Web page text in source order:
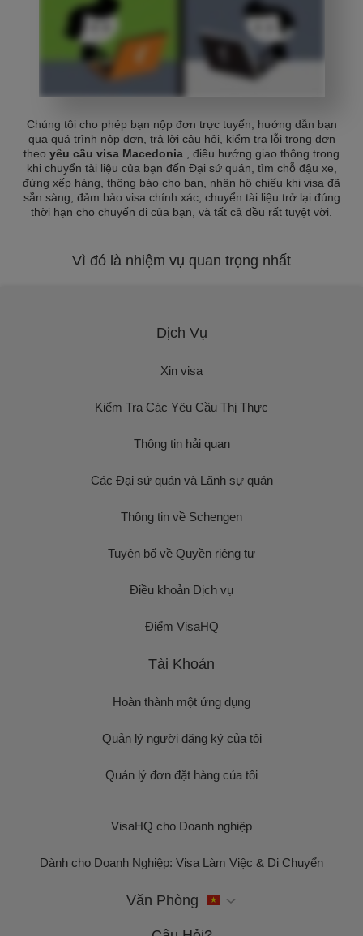
Chúng tôi cho phép bạn nộp đơn trực tuyến, hướng dẫn bạn
qua quá trình nộp đơn, trả lời câu hỏi, kiểm tra lỗi trong đơn
theo yêu cầu visa Macedonia
, điều hướng giao thông trong
khi chuyển tài liệu của bạn đến Đại sứ quán, tìm chỗ đậu xe,
đứng xếp hàng, thông báo cho bạn, nhận hộ chiếu khi visa đã
sẵn sàng, đảm bảo visa chính xác, chuyển tài liệu trở lại đúng
thời hạn cho chuyến đi của bạn, và tất cả đều rất tuyệt vời.
Vì đó là nhiệm vụ quan trọng nhất
Dịch Vụ
Xin visa
Kiểm Tra Các Yêu Cầu Thị Thực
Thông tin hải quan
Các Đại sứ quán và Lãnh sự quán
Thông tin về Schengen
Tuyên bố về Quyền riêng tư
Điều khoản Dịch vụ
Điểm VisaHQ
Tài Khoản
Hoàn thành một ứng dụng
Quản lý người đăng ký của tôi
Quản lý đơn đặt hàng của tôi
VisaHQ cho Doanh nghiệp
Dành cho Doanh Nghiệp: Visa Làm Việc & Di Chuyển
Văn Phòng